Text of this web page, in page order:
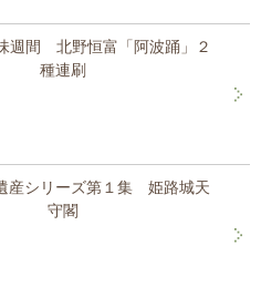
週間 北野恒富「阿波踊」２
種連刷
産シリーズ第１集 姫路城天
守閣